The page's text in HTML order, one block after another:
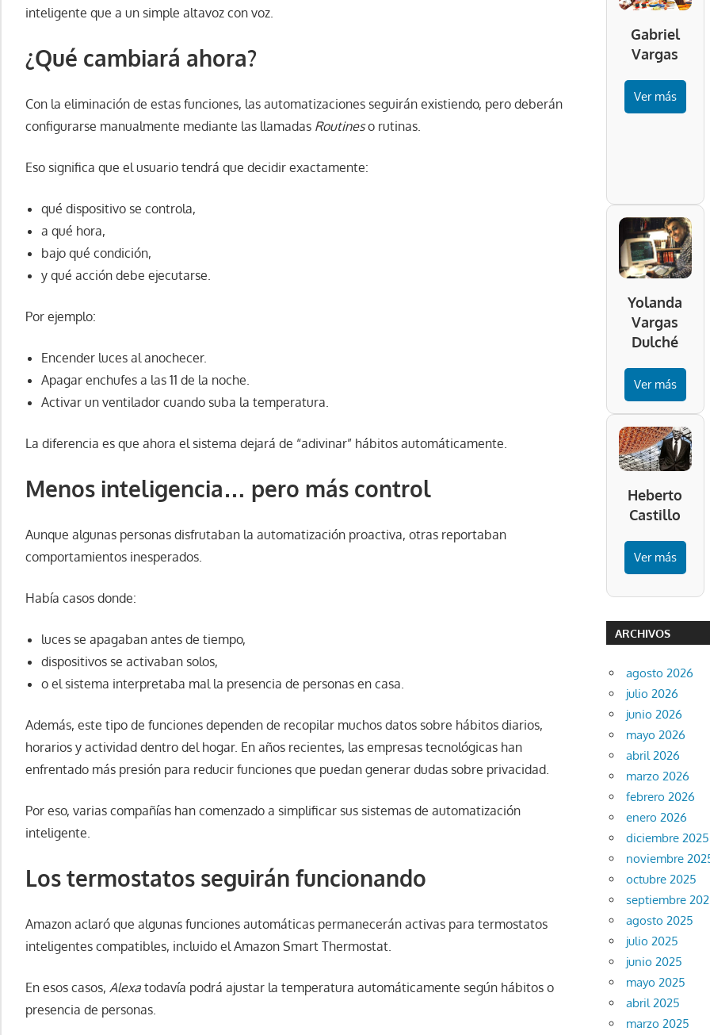
inteligente que a un simple altavoz con voz.
¿Qué cambiará ahora?
Con la eliminación de estas funciones, las automatizaciones seguirán existiendo, pero deberán
configurarse manualmente mediante las llamadas Routineso rutinas.
Eso significa que el usuario tendrá que decidir exactamente:
qué dispositivo se controla,
a qué hora,
bajo qué condición,
y qué acción debe ejecutarse.
Por ejemplo:
Encender luces al anochecer.
Apagar enchufes a las 11 de la noche.
Activar un ventilador cuando suba la temperatura.
La diferencia es que ahora el sistema dejará de “adivinar” hábitos automáticamente.
Menos inteligencia… pero más control
Aunque algunas personas disfrutaban la automatización proactiva, otras reportaban
comportamientos inesperados.
Había casos donde:
luces se apagaban antes de tiempo,
dispositivos se activaban solos,
o el sistema interpretaba mal la presencia de personas en casa.
Además, este tipo de funciones dependen de recopilar muchos datos sobre hábitos diarios,
horarios y actividad dentro del hogar. En años recientes, las empresas tecnológicas han
enfrentado más presión para reducir funciones que puedan generar dudas sobre privacidad.
Por eso, varias compañías han comenzado a simplificar sus sistemas de automatización
inteligente.
Los termostatos seguirán funcionando
Amazon aclaró que algunas funciones automáticas permanecerán activas para termostatos
inteligentes compatibles, incluido el Amazon Smart Thermostat.
En esos casos, Alexa todavía podrá ajustar la temperatura automáticamente según hábitos o
presencia de personas.
Gabriel
Vargas
Ver más
Yolanda
Vargas
Dulché
Ver más
Heberto
Castillo
Ver más
ARCHIVOS
agosto 2026
julio 2026
junio 2026
mayo 2026
abril 2026
marzo 2026
febrero 2026
enero 2026
diciembre 2025
noviembre
octubre 2025
septiembre
agosto 2025
julio 2025
junio 2025
mayo 2025
abril 2025
marzo 2025